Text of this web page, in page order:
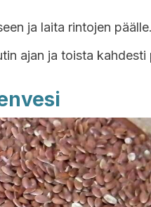
ja laita rintojen päälle.
ajan ja toista kahdesti